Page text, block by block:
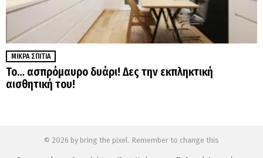
ΜΙΚΡΆ ΣΠΊΤΙΑ
Το… ασπρόμαυρο δυάρι! Δες την εκπληκτική
αισθητική του!
© 2026 by bring the pixel. Remember to change this